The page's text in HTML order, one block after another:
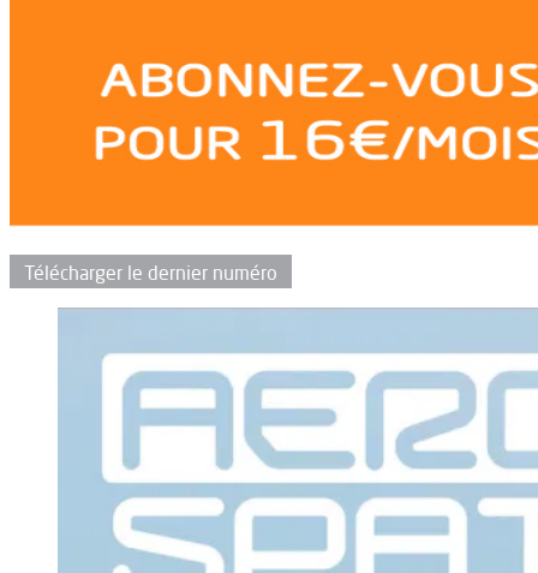
Télécharger le dernier numéro